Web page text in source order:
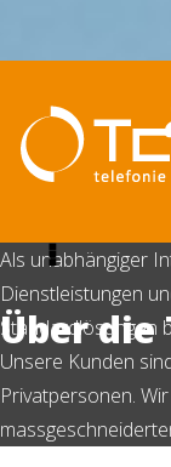
Über die
Als unabhängiger
Dienstleistungen
Standardlösungen
Unsere Kunden
Privatpersonen.